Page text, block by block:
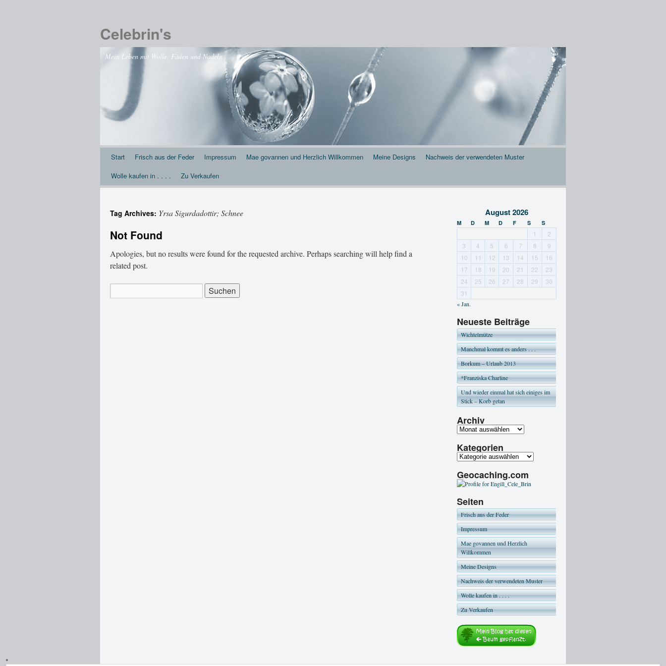
Celebrin's
Mein Leben mit Wolle, Fäden und Nadeln . . . .
Start Frisch aus der Feder Impressum Mae govannen und Herzlich Willkommen Meine Designs
Nachweis der verwendeten Muster
Wolle kaufen in . . . .
Zu Verkaufen
Tag Archives: Yrsa Sigurdadottir; Schnee
Not Found
Apologies, but no results were found for the requested archive. Perhaps searching will help find a
related post.
August 2026
M D M D F S S
1
2
3
4 5 6 7 8
9
10
11 12 13 14 15
16
17
18 19 20 21 22
23
24
25 26 27 28 29
30
31
« Jan.
Neueste Beiträge
Wichtelmütze
Manchmal kommt es anders . . .
Borkum – Urlaub 2013
*Franziska Charline
Und wieder einmal hat sich einiges im
Stick – Korb getan
Archiv
Kategorien
Geocaching.com
Seiten
Frisch aus der Feder
Impressum
Mae govannen und Herzlich
Willkommen
Meine Designs
Nachweis der verwendeten Muster
Wolle kaufen in . . . .
Zu Verkaufen